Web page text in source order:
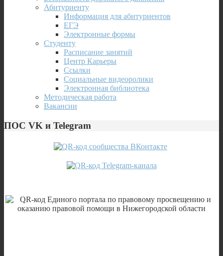
Абитуриенту
Информация для абитуриентов
ЕГЭ
Электронные формы
Студенту
Расписание занятий
Центр Карьеры
Ссылки
Социальные видеоролики
Электронная библиотека
Методическая работа
Вакансии
ПОС VK и Telegram